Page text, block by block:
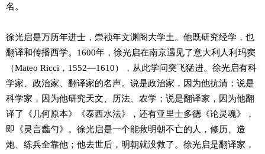
名。
徐光启是万历年进士，崇祯年文渊阁大学土。他既研究经学，也
翻译和传播西学。1600年，徐光启在南京遇见了意大利人利玛窦
（Mateo Ricci，1552—1610），从此学问突飞猛进。徐光启有科
学家、政治家、翻译家的名声。说是政治家，因为他抗清；说是
科学家，因为他研究天文、历法、农学；说是翻译家，因为他翻
译了《几何原本》《泰西水法》，还有亚里士多德《论灵魂》，
即《灵言蠡勺》。徐光启是一个能救明朝不亡的人，修历、造
炮、练兵全靠他；他去世后，明朝就没救了。徐光启是翻译家，